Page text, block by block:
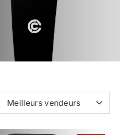
PARMeilleurs vendeurs